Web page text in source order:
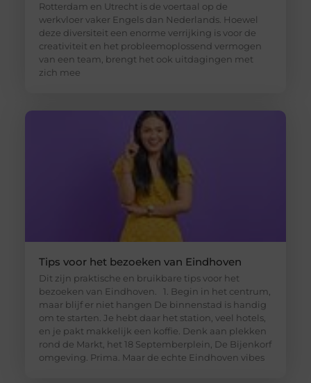
Rotterdam en Utrecht is de voertaal op de
werkvloer vaker Engels dan Nederlands. Hoewel
deze diversiteit een enorme verrijking is voor de
creativiteit en het probleemoplossend vermogen
van een team, brengt het ook uitdagingen met
zich mee
Tips voor het bezoeken van Eindhoven
Dit zijn praktische en bruikbare tips voor het
bezoeken van Eindhoven. 1. Begin in het centrum,
maar blijf er niet hangen De binnenstad is handig
om te starten. Je hebt daar het station, veel hotels,
en je pakt makkelijk een koffie. Denk aan plekken
rond de Markt, het 18 Septemberplein, De Bijenkorf
omgeving. Prima. Maar de echte Eindhoven vibes